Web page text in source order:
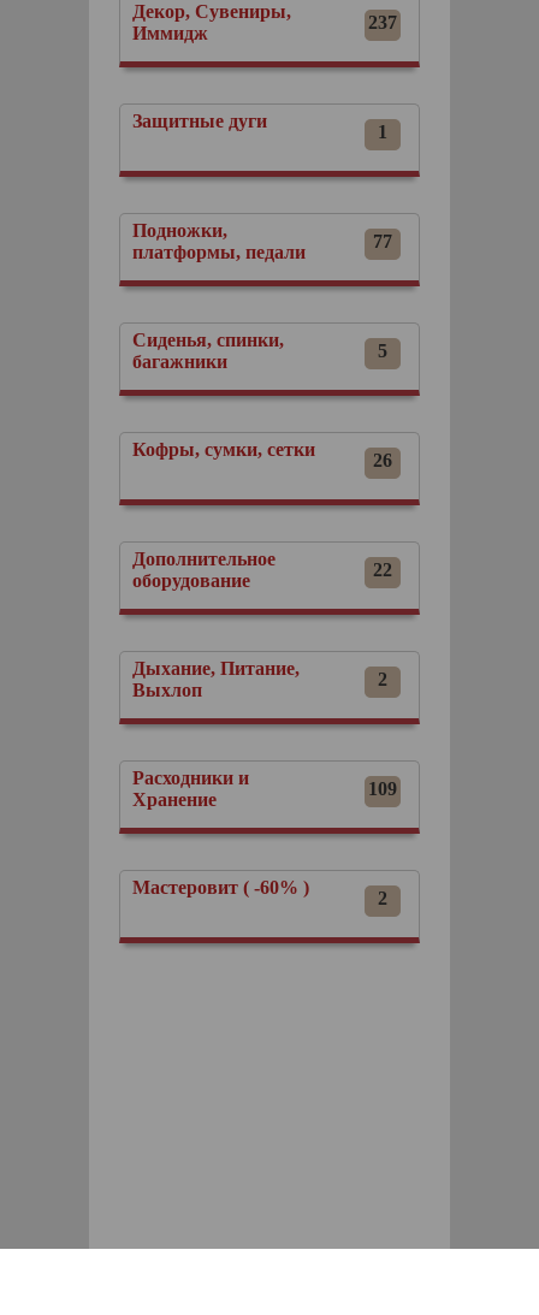
Декор, Сувениры,
Иммидж
237
Защитные дуги
1
Подножки,
платформы, педали
77
Сиденья, спинки,
багажники
5
Кофры, сумки, сетки
26
Дополнительное
оборудование
22
Дыхание, Питание,
Выхлоп
2
Расходники и
Хранение
109
Мастеровит ( -60% )
2